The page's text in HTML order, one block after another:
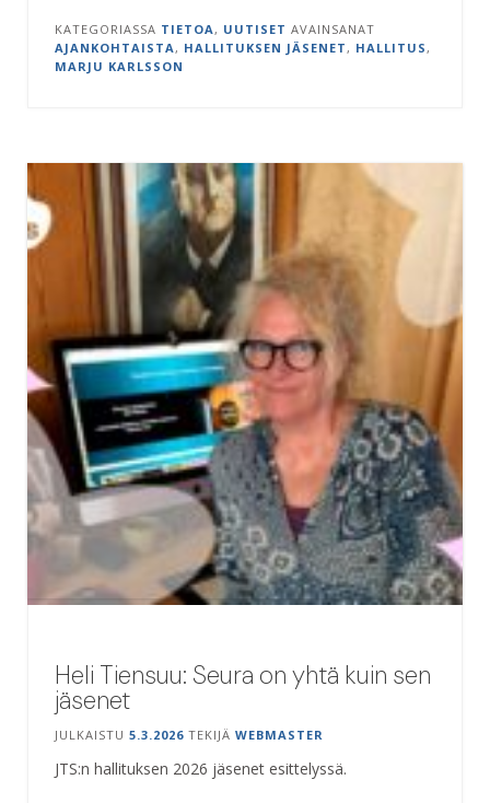
KATEGORIASSA TIETOA , UUTISET AVAINSANAT
AJANKOHTAISTA , HALLITUKSEN JÄSENET , HALLITUS ,
MARJU KARLSSON
Heli Tiensuu: Seura on yhtä kuin sen
jäsenet
JULKAISTU 5.3.2026 TEKIJÄ WEBMASTER
JTS:n hallituksen 2026 jäsenet esittelyssä.